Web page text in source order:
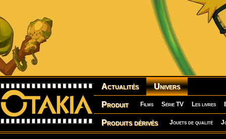
Actualités Univers
Produit Films Série TV Les livres
Produits dérivés Jouets de qualité